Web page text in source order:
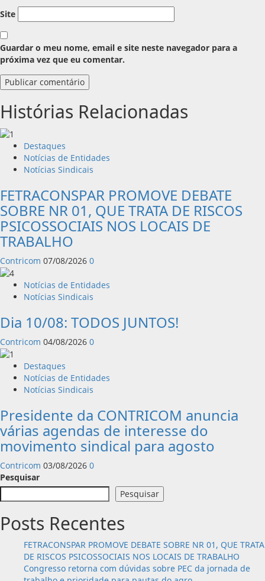
Site
Guardar o meu nome, email e site neste navegador para a
próxima vez que eu comentar.
Histórias Relacionadas
Destaques
Notícias de Entidades
Notícias Sindicais
FETRACONSPAR PROMOVE DEBATE
SOBRE NR 01, QUE TRATA DE RISCOS
PSICOSSOCIAIS NOS LOCAIS DE
TRABALHO
Contricom 07/08/2026 0
Notícias de Entidades
Notícias Sindicais
Dia 10/08: TODOS JUNTOS!
Contricom 04/08/2026 0
Destaques
Notícias de Entidades
Notícias Sindicais
Presidente da CONTRICOM anuncia
várias agendas de interesse do
movimento sindical para agosto
Contricom 03/08/2026 0
Pesquisar
Pesquisar
Posts Recentes
FETRACONSPAR PROMOVE DEBATE SOBRE NR 01, QUE TRATA
DE RISCOS PSICOSSOCIAIS NOS LOCAIS DE TRABALHO
Congresso retorna com dúvidas sobre PEC da jornada de